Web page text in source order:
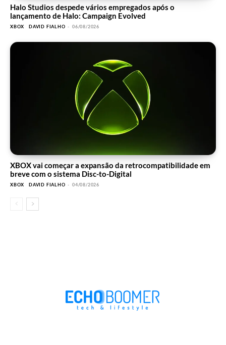
Halo Studios despede vários empregados após o
lançamento de Halo: Campaign Evolved
XBOX DAVID FIALHO - 06/08/2026
XBOX vai começar a expansão da retrocompatibilidade em
breve com o sistema Disc-to-Digital
XBOX DAVID FIALHO - 04/08/2026